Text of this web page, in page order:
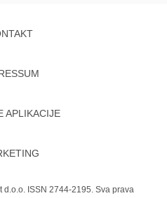
APLIKACIJE
ISSN 2744-2195. Sva prava